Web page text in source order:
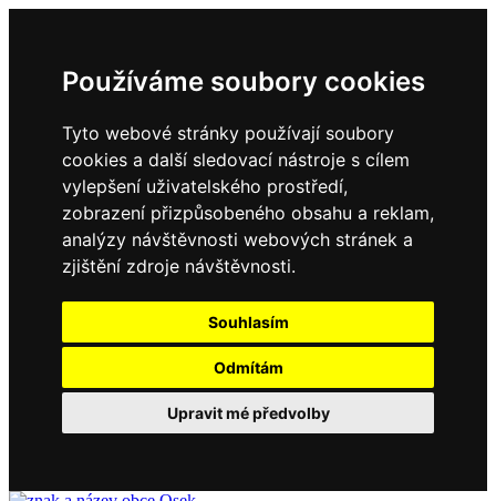
Používáme soubory cookies
Tyto webové stránky používají soubory
cookies a další sledovací nástroje s cílem
vylepšení uživatelského prostředí,
zobrazení přizpůsobeného obsahu a reklam,
analýzy návštěvnosti webových stránek a
zjištění zdroje návštěvnosti.
Souhlasím
Odmítám
Upravit mé předvolby